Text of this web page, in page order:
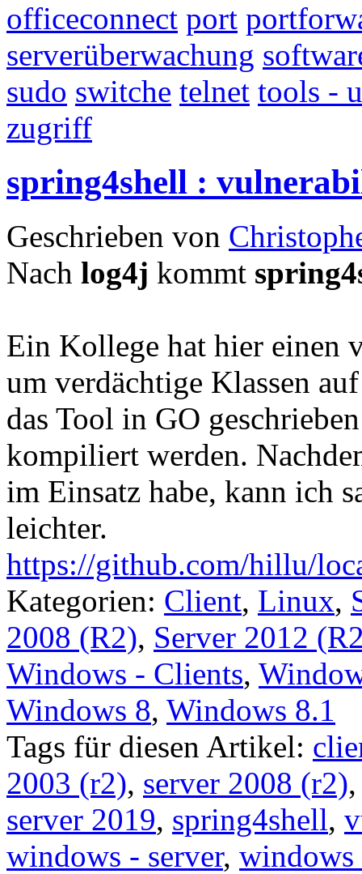
officeconnect port
serverüberwachung
sudo switche telnet tools -
zugriff
spring4shell :
Geschrieben von
Nach log4j kommt
Ein Kollege hat hier einen
um verdächtige Klassen
das Tool in GO
kompiliert werden.
im Einsatz habe, kann ich
leichter.
https://github.com/hillu/
Kategorien: Client, Linux,
2008 (R2), Server 2012
Windows - Clients,
Windows 8, Windows 8.1
Tags für diesen Artikel:
2003 (r2), server 2008 (r2)
server 2019, spring4shell,
windows - server, windows